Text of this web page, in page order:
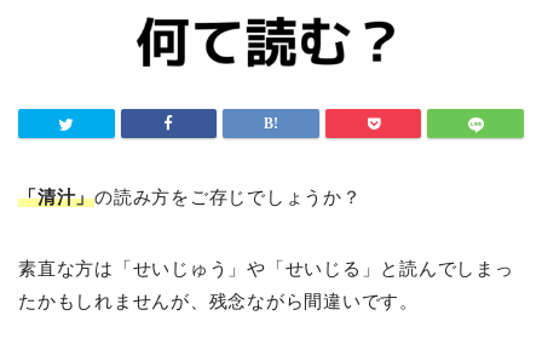
「清汁」の読み方をご存じでしょうか？
素直な方は「せいじゅう」や「せいじる」と読んでしまっ
たかもしれませんが、残念ながら間違いです。